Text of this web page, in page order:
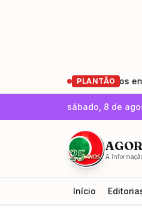
PLANTÃO
da Rio-Santos entre
sábado, 8 de
A
Início